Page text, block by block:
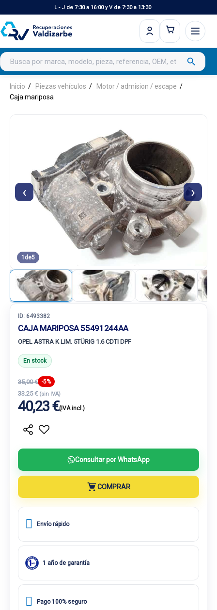
L - J de 7:30 a 16:00 y V de 7:30 a 13:30
Buscar productos search
Inicio Piezas vehículos
Motor / admision / escape
Caja mariposa
‹ ›
1 de5
ID: 6493382
CAJA MARIPOSA 55491244AA
OPEL ASTRA K LIM. 5TÜRIG 1.6 CDTI DPF
En stock
35,00 € -5%
33.25 € (sin IVA)
40,23 €(IVA incl.)
Consultar por WhatsApp
COMPRAR
Envío rápido
1 año de garantía
Pago 100% seguro